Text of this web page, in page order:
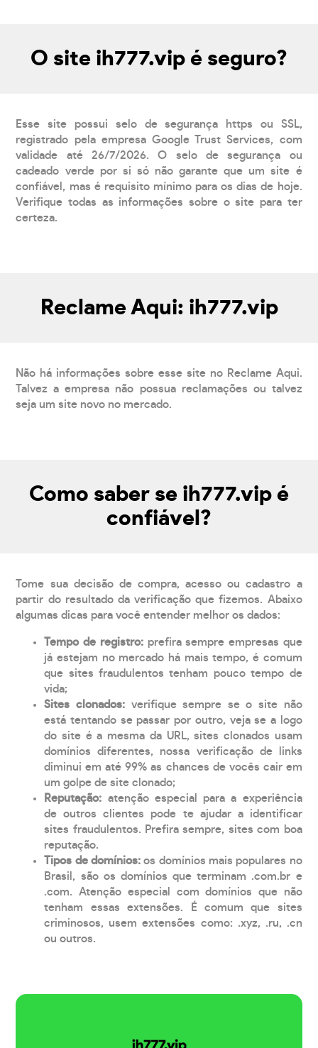
O site ih777.vip é seguro?
Esse site possui selo de segurança https ou SSL,
registrado pela empresa Google Trust Services, com
validade até 26/7/2026. O selo de segurança ou
cadeado verde por si só não garante que um site é
confiável, mas é requisito mínimo para os dias de hoje.
Verifique todas as informações sobre o site para ter
certeza.
Reclame Aqui: ih777.vip
Não há informações sobre esse site no Reclame Aqui.
Talvez a empresa não possua reclamações ou talvez
seja um site novo no mercado.
Como saber se ih777.vip é
confiável?
Tome sua decisão de compra, acesso ou cadastro a
partir do resultado da verificação que fizemos. Abaixo
algumas dicas para você entender melhor os dados:
Tempo de registro: prefira sempre empresas que
já estejam no mercado há mais tempo, é comum
que sites fraudulentos tenham pouco tempo de
vida;
Sites clonados: verifique sempre se o site não
está tentando se passar por outro, veja se a logo
do site é a mesma da URL, sites clonados usam
domínios diferentes, nossa verificação de links
diminui em até 99% as chances de vocês cair em
um golpe de site clonado;
Reputação: atenção especial para a experiência
de outros clientes pode te ajudar a identificar
sites fraudulentos. Prefira sempre, sites com boa
reputação.
Tipos de domínios:os domínios mais populares no
Brasil, são os domínios que terminam .com.br e
.com. Atenção especial com domínios que não
tenham essas extensões. É comum que sites
criminosos, usem extensões como: .xyz, .ru, .cn
ou outros.